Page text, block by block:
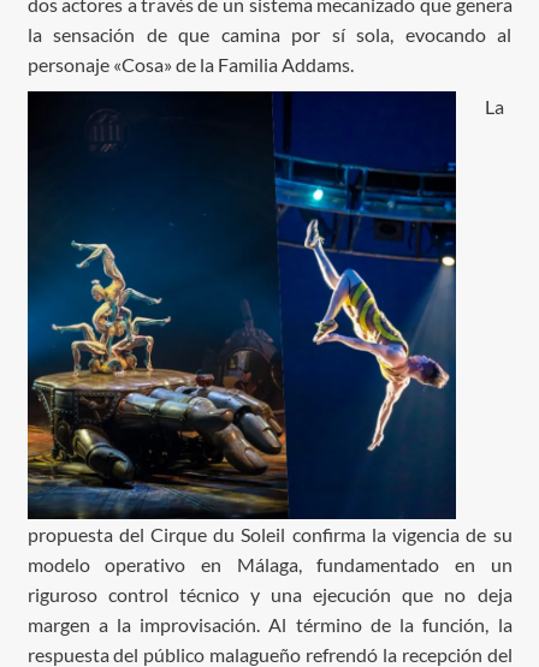
la sensación de que camina por sí sola, evocando al
personaje «Cosa» de la Familia Addams.
La
propuesta del Cirque du Soleil confirma la vigencia de su
modelo operativo en Málaga, fundamentado en un
riguroso control técnico y una ejecución que no deja
margen a la improvisación. Al término de la función, la
respuesta del público malagueño refrendó la recepción del